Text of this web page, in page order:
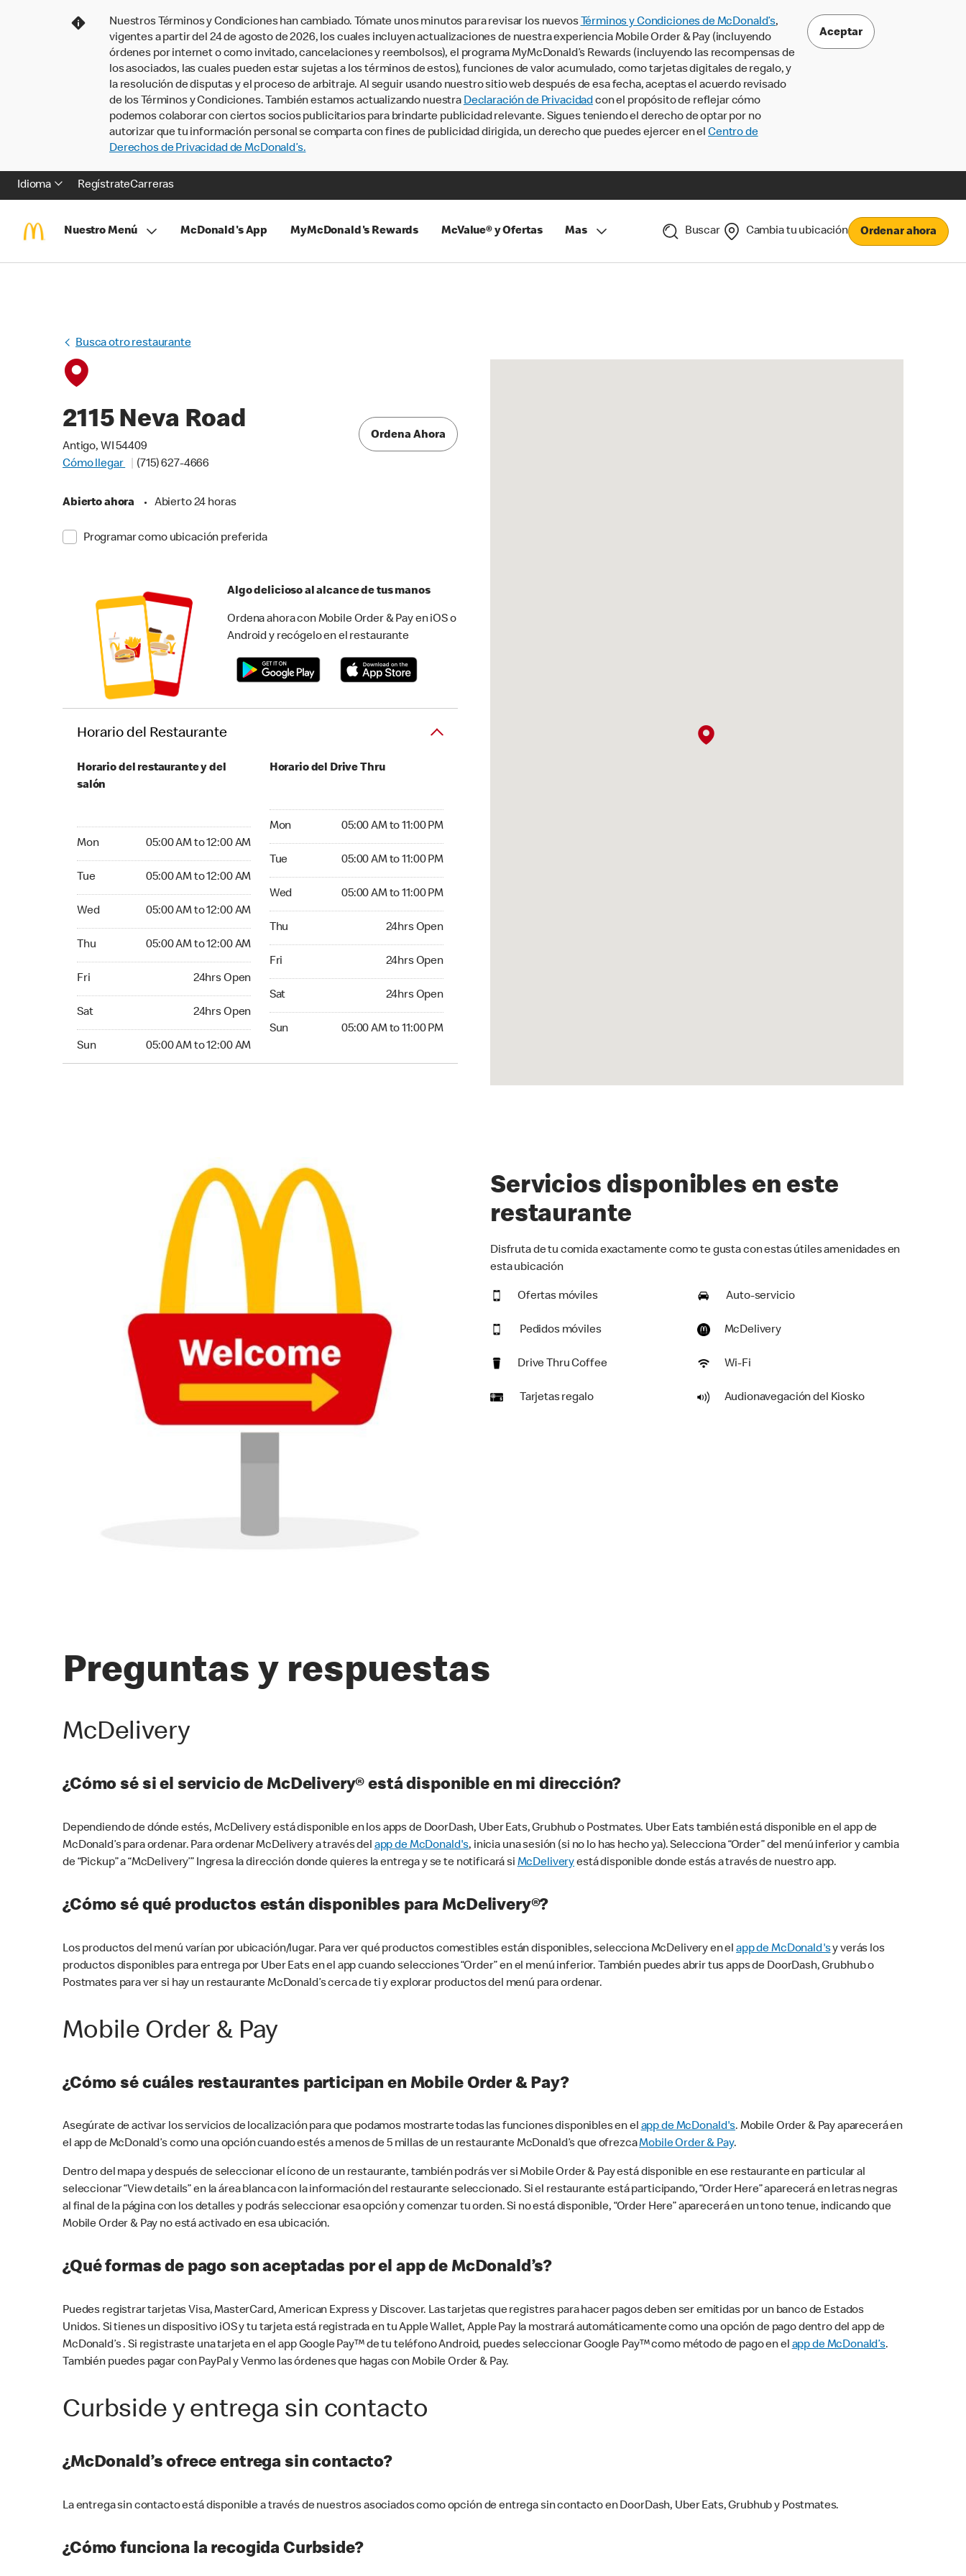
Nuestros Términos y Condiciones han cambiado. Tómate unos minutos para revisar los nuevos Términos y Condiciones de McDonald’s,
vigentes a partir del 24 de agosto de 2026, los cuales incluyen actualizaciones de nuestra experiencia Mobile Order & Pay (incluyendo
órdenes por internet o como invitado, cancelaciones y reembolsos), el programa MyMcDonald’s Rewards (incluyendo las recompensas de
los asociados, las cuales pueden estar sujetas a los términos de estos), funciones de valor acumulado, como tarjetas digitales de regalo, y
la resolución de disputas y el proceso de arbitraje. Al seguir usando nuestro sitio web después de esa fecha, aceptas el acuerdo revisado
de los Términos y Condiciones. También estamos actualizando nuestra Declaración de Privacidadcon el propósito de reflejar cómo
podemos colaborar con ciertos socios publicitarios para brindarte publicidad relevante. Sigues teniendo el derecho de optar por no
autorizar que tu información personal se comparta con fines de publicidad dirigida, un derecho que puedes ejercer en el Centro de
Derechos de Privacidad de McDonald’s.
Aceptar
Idioma RegístrateCarreras
Nuestro Menú McDonald's App MyMcDonald's Rewards McValue® y Ofertas Mas Buscar Cambia tu ubicación Ordenar ahora
Busca otro restaurante
2115 Neva Road
Antigo, WI 54409
Cómo llegar
(715) 627-4666
Abierto ahora • Abierto 24 horas
Programar como ubicación preferida
Ordena Ahora
Algo delicioso al alcance de tus manos
Ordena ahora con Mobile Order & Pay en iOS o
Android y recógelo en el restaurante
Horario del Restaurante
Horario del restaurante y del
salón
Mon 05:00 AM to 12:00 AM
Tue 05:00 AM to 12:00 AM
Wed 05:00 AM to 12:00 AM
Thu 05:00 AM to 12:00 AM
Fri 24hrs Open
Sat 24hrs Open
Sun 05:00 AM to 12:00 AM
Horario del Drive Thru
Mon 05:00 AM to 11:00 PM
Tue 05:00 AM to 11:00 PM
Wed 05:00 AM to 11:00 PM
Thu 24hrs Open
Fri 24hrs Open
Sat 24hrs Open
Sun 05:00 AM to 11:00 PM
Servicios disponibles en este
restaurante
Disfruta de tu comida exactamente como te gusta con estas útiles amenidades en
esta ubicación
Ofertas móviles Auto-servicio
Pedidos móviles McDelivery
Drive Thru Coffee Wi-Fi
Tarjetas regalo Audionavegación del Kiosko
Preguntas y respuestas
McDelivery
¿Cómo sé si el servicio de McDelivery® está disponible en mi dirección?
Dependiendo de dónde estés, McDelivery está disponible en los apps de DoorDash, Uber Eats, Grubhub o Postmates. Uber Eats también está disponible en el app de
McDonald’s para ordenar. Para ordenar McDelivery a través del app de McDonald's, inicia una sesión (si no lo has hecho ya). Selecciona “Order” del menú inferior y cambia
de “Pickup” a “McDelivery’” Ingresa la dirección donde quieres la entrega y se te notificará si McDeliveryestá disponible donde estás a través de nuestro app.
¿Cómo sé qué productos están disponibles para McDelivery®?
Los productos del menú varían por ubicación/lugar. Para ver qué productos comestibles están disponibles, selecciona McDelivery en elapp de McDonald'sy verás los
productos disponibles para entrega por Uber Eats en el app cuando selecciones “Order” en el menú inferior. También puedes abrir tus apps de DoorDash, Grubhub o
Postmates para ver si hay un restaurante McDonald’s cerca de ti y explorar productos del menú para ordenar.
Mobile Order & Pay
¿Cómo sé cuáles restaurantes participan en Mobile Order & Pay?
Asegúrate de activar los servicios de localización para que podamos mostrarte todas las funciones disponibles en elapp de McDonald's. Mobile Order & Pay aparecerá en
el app de McDonald’s como una opción cuando estés a menos de 5 millas de un restaurante McDonald’s que ofrezcaMobile Order & Pay.
Dentro del mapa y después de seleccionar el ícono de un restaurante, también podrás ver si Mobile Order & Pay está disponible en ese restaurante en particular al
seleccionar “View details” en la área blanca con la información del restaurante seleccionado. Si el restaurante está participando, “Order Here” aparecerá en letras negras
al final de la página con los detalles y podrás seleccionar esa opción y comenzar tu orden. Si no está disponible, “Order Here” aparecerá en un tono tenue, indicando que
Mobile Order & Pay no está activado en esa ubicación.
¿Qué formas de pago son aceptadas por el app de McDonald’s?
Puedes registrar tarjetas Visa, MasterCard, American Express y Discover. Las tarjetas que registres para hacer pagos deben ser emitidas por un banco de Estados
Unidos. Si tienes un dispositivo iOS y tu tarjeta está registrada en tu Apple Wallet, Apple Pay la mostrará automáticamente como una opción de pago dentro del app de
McDonald’s . Si registraste una tarjeta en el app Google Pay™ de tu teléfono Android, puedes seleccionar Google Pay™ como método de pago en elapp de McDonald’s.
También puedes pagar con PayPal y Venmo las órdenes que hagas con Mobile Order & Pay.
Curbside y entrega sin contacto
¿McDonald’s ofrece entrega sin contacto?
La entrega sin contacto está disponible a través de nuestros asociados como opción de entrega sin contacto en DoorDash, Uber Eats, Grubhub y Postmates.
¿Cómo funciona la recogida Curbside?